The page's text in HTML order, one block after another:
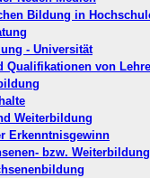
Bildung in
- Universität
von
Weiterbildung
Erkenntnisgewinn
bzw. Weiterbildung